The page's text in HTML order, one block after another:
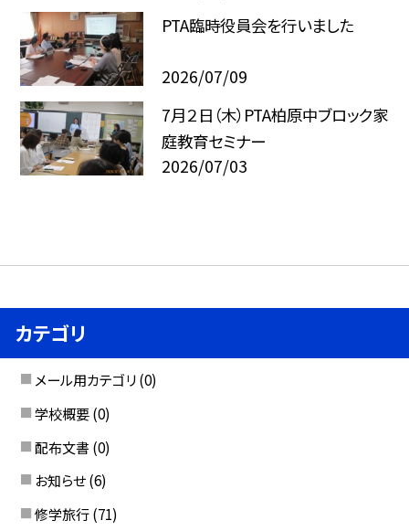
PTA臨時役員会を行いました
2026/07/09
7月２日（木）PTA柏原中ブロック家
庭教育セミナー
2026/07/03
カテゴリ
メール用カテゴリ (0)
学校概要 (0)
配布文書 (0)
お知らせ (6)
修学旅行 (71)